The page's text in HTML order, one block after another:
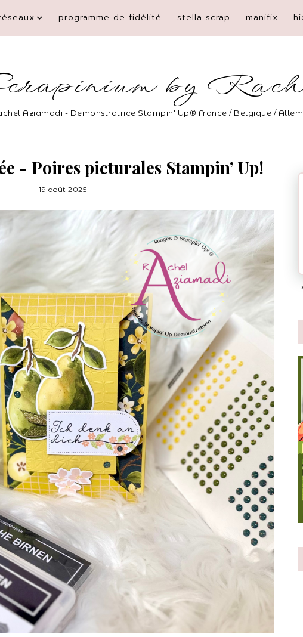
programme de fidélité stella scrap manifix
by
Aziamadi - Demonstratrice Stampin' Up® France / Belgique /
- Poires picturales Stampin’ Up!
19 août 2025